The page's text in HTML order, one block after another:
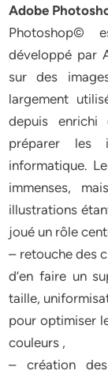
Adobe
Photoshop©
développé par
sur des
largement
depuis enrichi
préparer les
informatique.
immenses,
illustrations
joué un rôle
– retouche des
d’en faire un
taille,
pour optimiser
couleurs ,
– création